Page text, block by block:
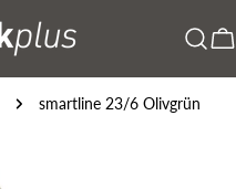
smartline 23/6 Olivgrün